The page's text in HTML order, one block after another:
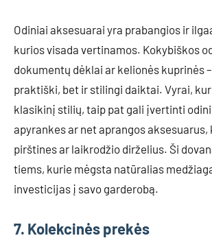
Odiniai aksesuarai yra prabangios ir
kurios visada vertinamos. Kokybiškos
dokumentų dėklai ar kelionės kuprinės
praktiški, bet ir stilingi daiktai. Vyrai,
klasikinį stilių, taip pat gali įvertinti
apyrankes ar net aprangos aksesuarus,
pirštines ar laikrodžio dirželius. Ši
tiems, kurie mėgsta natūralias
investicijas į savo garderobą.
7. Kolekcinės prekės